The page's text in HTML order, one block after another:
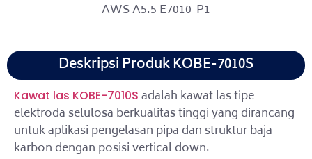
AWS A5.5 E7010-P1
Deskripsi Produk KOBE-7010S
Kawat las KOBE-7010S adalah kawat las tipe
elektroda selulosa berkualitas tinggi yang dirancang
untuk aplikasi pengelasan pipa dan struktur baja
karbon dengan posisi vertical down.